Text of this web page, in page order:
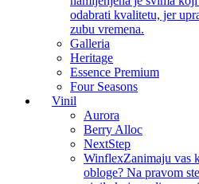
odabrati kvalitetu, jer
zubu vremena.
Galleria
Heritage
Essence Premium
Four Seasons
Vinil
Aurora
Berry Alloc
NextStep
WinflexZanimaju vas
obloge? Na pravom